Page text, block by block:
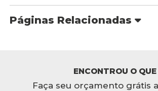
Páginas Relacionadas
ENCONTROU O
Faça seu orçamento grátis